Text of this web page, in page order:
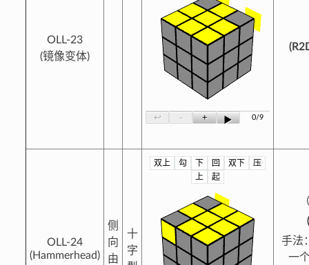
OLL-23
(镜像变体)
↩ - + ▶ 0/9
OLL-24
(Hammerhead)
侧
向
由
十
字
双上 勾 下 回 双下
压
上
起
?
手法
一